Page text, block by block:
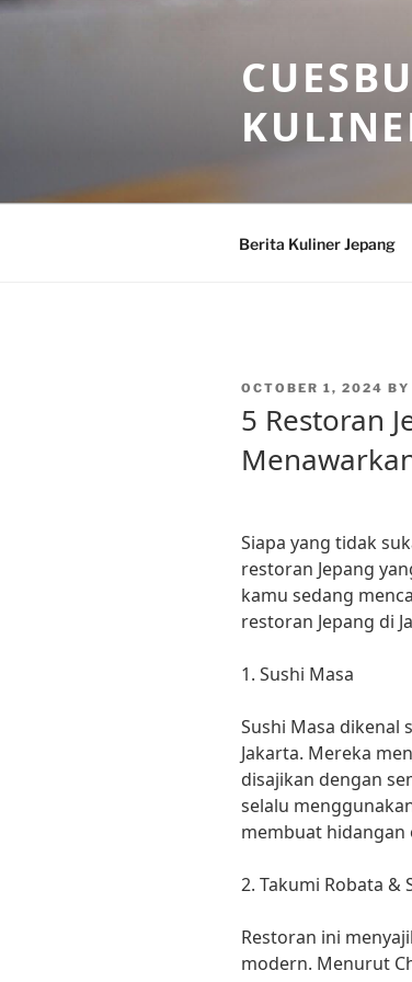
Skip
Berita Kuliner Jepang
POSTED
OCTOBER 1, 2024 BY
5 Restoran
Siapa yang tidak
restoran Jepang
kamu sedang
restoran Jepang di
1. Sushi Masa
Sushi Masa dikenal
Jakarta. Mereka
disajikan dengan
selalu
membuat hidangan
2. Takumi Robata &
Restoran ini
modern. Menurut